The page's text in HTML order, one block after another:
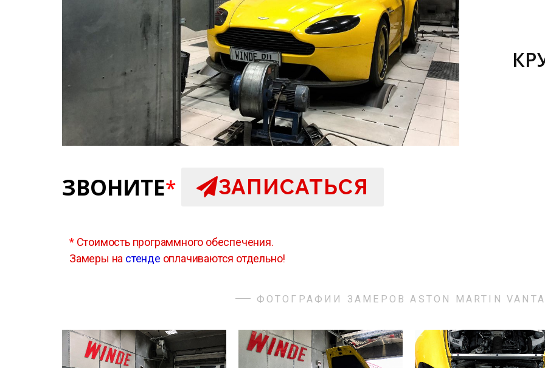
ЗВОНИТЕ* ЗАПИСАТЬСЯ
*Стоимость программного обеспечения.
Замеры на стенде оплачиваются отдельно!
ФОТОГРАФИИ ЗАМЕРОВ ASTON MARTIN